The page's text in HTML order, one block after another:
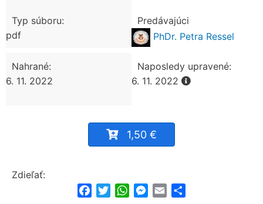
Typ súboru:
pdf
Predávajúci
PhDr. Petra Ressel
Nahrané:
6. 11. 2022
Naposledy upravené:
6. 11. 2022
1,50 €
Zdieľať:
FacebookTwitterWhatsApp
Messenger
Email